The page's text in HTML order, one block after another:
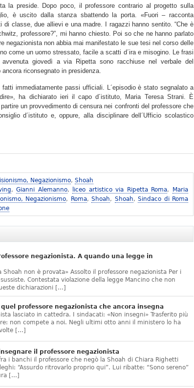
la preside. Dopo poco, il professore contrario al progetto sulla
è uscito dalla stanza sbattendo la porta. «Fuori – racconta
di classe, due allievi e una madre. I ragazzi hanno sentito. “Che è
professore?”, mi hanno chiesto. Poi so che ne hanno parlato
negazionista non abbia mai manifestato le sue tesi nel corso delle
come un uomo stressato, facile a scatti d´ira e misogino. Le frasi
giovedì a via Ripetta sono racchiuse nel verbale del
riconsegnato in presidenza.
immediatamente passi ufficiali. L´episodio è stato segnalato a
ha dichiarato ieri il capo d´istituto, Maria Teresa Strani. È
un provvedimento di censura nei confronti del professore che
d´istituto e, oppure, alla disciplinare dell´Ufficio scolastico
Negazionismo, Shoah
,Gianni Alemanno, liceo artistico via Ripetta Roma,
Maria
Negazionismo, Roma, Shoah, Shoah, Sindaco di Roma
negazionista. A quando una legge in
Shoah non è provata» Assolto il professore negazionista Per i
Contestata violazione della legge Mancino che non
dichiarazioni […]
quel professore negazionista che ancora insegna
lasciato in cattedra. I sindacati: «Non insegni» Trasferito più
non compete a noi. Negli ultimi otto anni il ministero lo ha
[…]
il professore negazionista
i banchi il professore che negò la Shoah di Chiara Righetti
“Assurdo ritrovarlo proprio qui”. Lui ribatte: “Sono sereno”
[…]